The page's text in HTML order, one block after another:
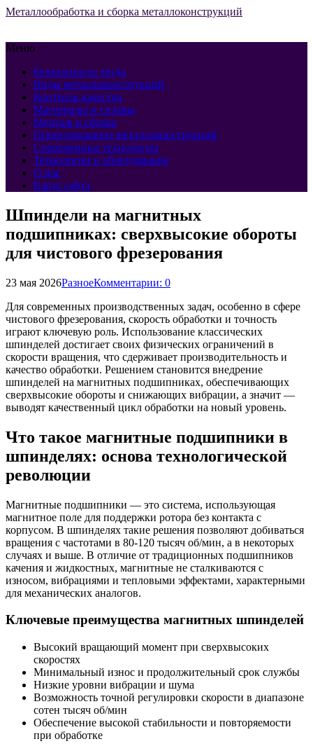
Металлообработка и сборка металлоконструкций
Меню
Безопасность труда
Виды металлоконструкций
Контроль качества
Материалы и сплавы
Монтаж и сборка
Проектирование металлоконструкций
Современные технологии
Технологии и оборудование
О нас
Карта сайта
Шпиндели на магнитных
подшипниках: сверхвысокие обороты
для чистового фрезерования
23 мая 2026РазноеКомментарии: 0
Для современных производственных задач, особенно в сфере
чистового фрезерования, скорость обработки и точность
играют ключевую роль. Использование классических
шпинделей достигает своих физических ограничений в
скорости вращения, что сдерживает производительность и
качество обработки. Решением становится внедрение
шпинделей на магнитных подшипниках, обеспечивающих
сверхвысокие обороты и снижающих вибрации, а значит —
выводят качественный цикл обработки на новый уровень.
Что такое магнитные подшипники в
шпинделях: основа технологической
революции
Магнитные подшипники — это система, использующая
магнитное поле для поддержки ротора без контакта с
корпусом. В шпинделях такие решения позволяют добиваться
вращения с частотами в 80-120 тысяч об/мин, а в некоторых
случаях и выше. В отличие от традиционных подшипников
качения и жидкостных, магнитные не сталкиваются с
износом, вибрациями и тепловыми эффектами, характерными
для механических аналогов.
Ключевые преимущества магнитных шпинделей
Высокий вращающий момент при сверхвысоких
скоростях
Минимальный износ и продолжительный срок службы
Низкие уровни вибрации и шума
Возможность точной регулировки скорости в диапазоне
сотен тысяч об/мин
Обеспечение высокой стабильности и повторяемости
при обработке